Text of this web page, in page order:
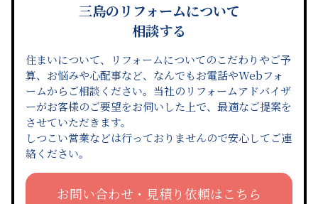
三島のリフォームについて
相談する
住まいについて、リフォームについてのこだわりやご予
算、お悩みや心配事など、なんでもお電話やWebフォ
ームからご相談ください。当社のリフォームアドバイザ
ーがお客様のご要望をお伺いした上で、最適なご提案を
させていただきます。
しつこい営業などは行っておりませんので安心してご連
絡ください。
お問い合わせ・見積り依頼はこちら